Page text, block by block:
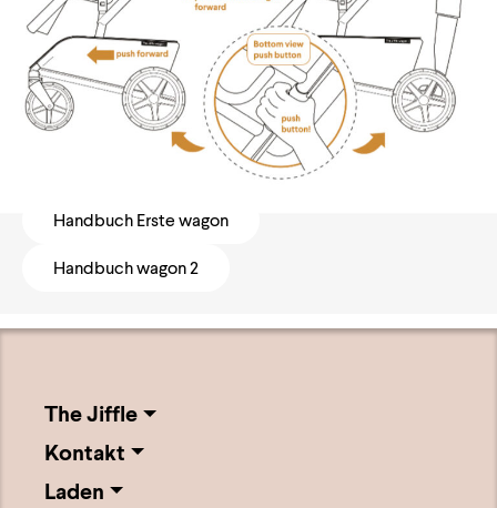
Handbuch Erste wagon
Handbuch wagon 2
The Jiffle
Kontakt
Laden